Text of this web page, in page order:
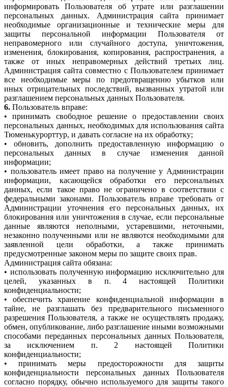
информировать Пользователя об утрате или разглашении
персональных данных. Администрация сайта принимает
необходимые организационные и технические меры для
защиты персональной информации Пользователя от
неправомерного или случайного доступа, уничтожения,
изменения, блокирования, копирования, распространения, а
также от иных неправомерных действий третьих лиц.
Администрация сайта совместно с Пользователем принимает
все необходимые меры по предотвращению убытков или
иных отрицательных последствий, вызванных утратой или
разглашением персональных данных Пользователя.
6. Пользователь вправе:
• принимать свободное решение о предоставлении своих
персональных данных, необходимых для использования сайта
Тюменькурорттур, и давать согласие на их обработку;
• обновить, дополнить предоставленную информацию о
персональных данных в случае изменения данной
информации;
• пользователь имеет право на получение у Администрации
информации, касающейся обработки его персональных
данных, если такое право не ограничено в соответствии с
федеральными законами. Пользователь вправе требовать от
Администрации уточнения его персональных данных, их
блокирования или уничтожения в случае, если персональные
данные являются неполными, устаревшими, неточными,
незаконно полученными или не являются необходимыми для
заявленной цели обработки, а также принимать
предусмотренные законом меры по защите своих прав.
Администрация сайта обязана:
• использовать полученную информацию исключительно для
целей, указанных в п. 4 настоящей Политики
конфиденциальности;
• обеспечить хранение конфиденциальной информации в
тайне, не разглашать без предварительного письменного
разрешения Пользователя, а также не осуществлять продажу,
обмен, опубликование, либо разглашение иными возможными
способами переданных персональных данных Пользователя,
за исключением п. 2 настоящей Политики
конфиденциальности;
• принимать меры предосторожности для защиты
конфиденциальности персональных данных Пользователя
согласно порядку, обычно используемого для защиты такого